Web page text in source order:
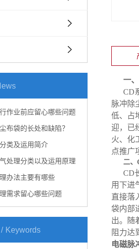
作业前应留心哪些问题
布袋的长处和缺陷？
类及运用简介
处理分类以及运用原理
办法主要有哪些
需求留心哪些问题
Keywords
一
CD
脉冲除
低、占
迎，已
火、化
点推广
二、
CD
用下进
直接落
袋内部
出。随
阻力达
电磁脉